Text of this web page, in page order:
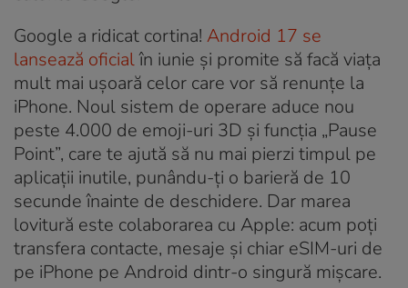
Google a ridicat cortina! Android 17 se
lansează oficialîn iunie și promite să facă viața
mult mai ușoară celor care vor să renunțe la
iPhone. Noul sistem de operare aduce nou
peste 4.000 de emoji-uri 3D și funcția „Pause
Point”, care te ajută să nu mai pierzi timpul pe
aplicații inutile, punându-ți o barieră de 10
secunde înainte de deschidere. Dar marea
lovitură este colaborarea cu Apple: acum poți
transfera contacte, mesaje și chiar eSIM-uri de
pe iPhone pe Android dintr-o singură mișcare.